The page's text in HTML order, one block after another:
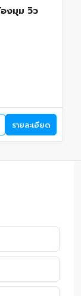
งมุม วิว
รายละเอียด